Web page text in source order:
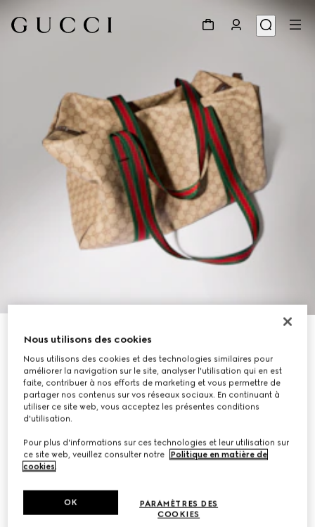
1/9
Sac de voyage avec bande Web moyen format
€ 1.800
Déclinaisonstoile GG sable et marron
Nous utilisons des cookies
Nous utilisons des cookies et des technologies similaires pour
améliorer la navigation sur le site, analyser l'utilisation qui en est
faite, contribuer à nos efforts de marketing et vous permettre de
partager nos contenus sur vos réseaux sociaux. En continuant à
utiliser ce site web, vous acceptez les présentes conditions
d'utilisation.
Pour plus d'informations sur ces technologies et leur utilisation sur
ce site web, veuillez consulter notre
Politique en matière de
cookies.
PARAMÈTRES DES
COOKIES
OK